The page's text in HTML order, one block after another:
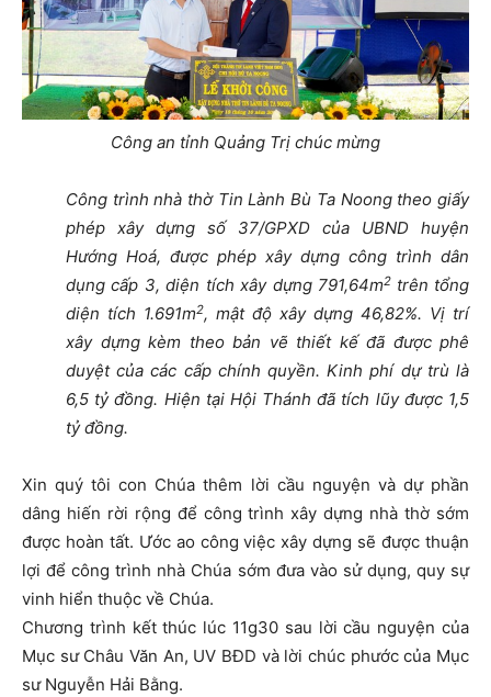
Công an tỉnh Quảng Trị chúc mừng
Công trình nhà thờ Tin Lành Bù Ta Noong theo giấy
phép xây dựng số 37/GPXD của UBND huyện
Hướng Hoá, được phép xây dựng công trình dân
dụng cấp 3, diện tích xây dựng 791,64m2 trên tổng
diện tích 1.691m2, mật độ xây dựng 46,82%. Vị trí
xây dựng kèm theo bản vẽ thiết kế đã được phê
duyệt của các cấp chính quyền. Kinh phí dự trù là
6,5 tỷ đồng. Hiện tại Hội Thánh đã tích lũy được 1,5
tỷ đồng.
Xin quý tôi con Chúa thêm lời cầu nguyện và dự phần
dâng hiến rời rộng để công trình xây dựng nhà thờ sớm
được hoàn tất. Ước ao công việc xây dựng sẽ được thuận
lợi để công trình nhà Chúa sớm đưa vào sử dụng, quy sự
vinh hiển thuộc về Chúa.
Chương trình kết thúc lúc 11g30 sau lời cầu nguyện của
Mục sư Châu Văn An, UV BĐD và lời chúc phước của Mục
sư Nguyễn Hải Bằng.